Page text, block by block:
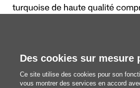
turquoise de haute qualité
Des cookies sur mesure
Ce site utilise des cookies pour son
vous montrer des services en accord